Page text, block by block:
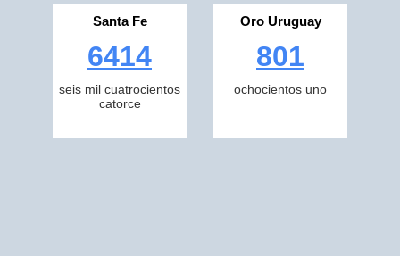
Santa Fe
6414
seis mil cuatrocientos
catorce
Oro Uruguay
801
ochocientos uno